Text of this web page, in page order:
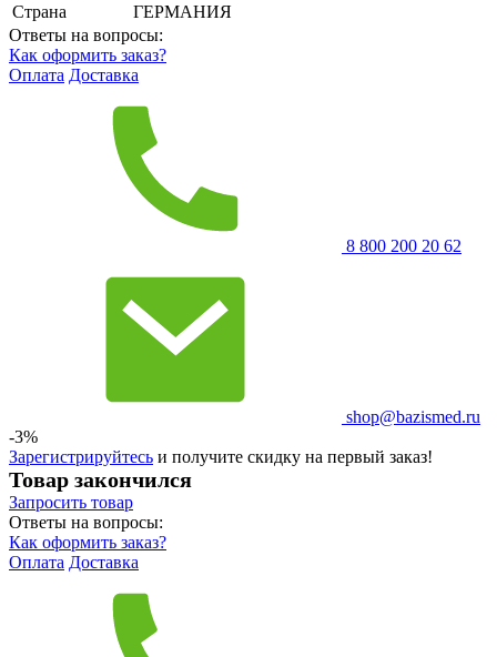
Страна
ГЕРМАНИЯ
Ответы на вопросы:
Как оформить заказ?
Оплата Доставка
8 800 200 20 62
shop@bazismed.ru
-3%
Зарегистрируйтесь и получите скидку на первый заказ!
Товар закончился
Запросить товар
Ответы на вопросы:
Как оформить заказ?
Оплата Доставка